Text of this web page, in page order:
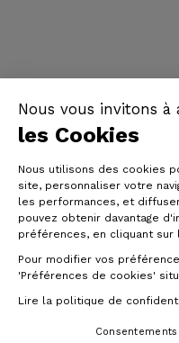
Nous vous invitons à
les Cookies
Nous utilisons des cookies
site, personnaliser votre
les performances, et
pouvez obtenir davantage
préférences, en cliquant sur
Pour modifier vos
'Préférences de cookies'
Lire la politique de
©